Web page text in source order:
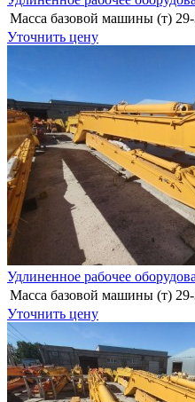
Масса базовой машины (т)
Уточнить цену
Удлиненное рабочее
Масса базовой машины (т)
Уточнить цену